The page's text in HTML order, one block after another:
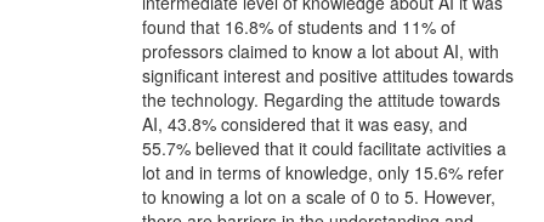
found that 16.8% of students and 11% of
professors claimed to know a lot about AI, with
significant interest and positive attitudes towards
the technology. Regarding the attitude towards
AI, 43.8% considered that it was easy, and
55.7% believed that it could facilitate activities a
lot and in terms of knowledge, only 15.6% refer
to knowing a lot on a scale of 0 to 5. However,